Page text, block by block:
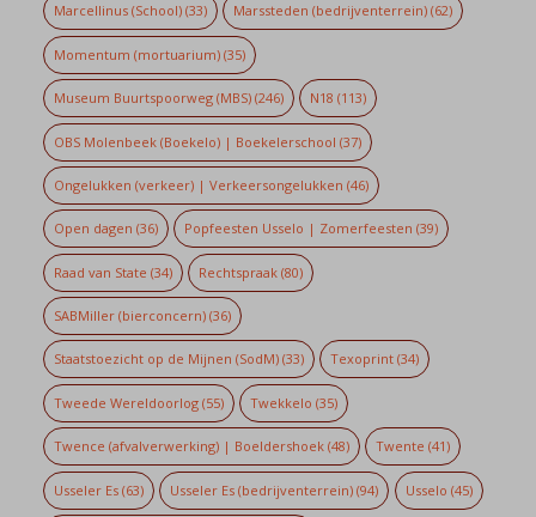
Marcellinus (School)(33) Marssteden (bedrijventerrein) (62)
Momentum (mortuarium)(35)
Museum Buurtspoorweg (MBS)(246) N18 (113)
OBS Molenbeek (Boekelo) | Boekelerschool (37)
Ongelukken (verkeer) | Verkeersongelukken (46)
Open dagen (36) Popfeesten Usselo | Zomerfeesten (39)
Raad van State (34) Rechtspraak (80)
SABMiller (bierconcern)(36)
Staatstoezicht op de Mijnen (SodM)(33) Texoprint (34)
Tweede Wereldoorlog(55) Twekkelo (35)
Twence (afvalverwerking) | Boeldershoek(48) Twente (41)
Usseler Es(63) Usseler Es (bedrijventerrein) (94) Usselo (45)